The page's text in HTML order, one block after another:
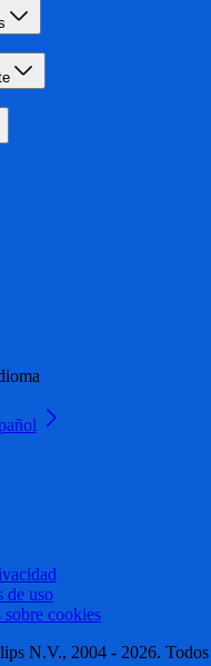
de uso
sobre cookies
N.V., 2004 - 2026. Todos